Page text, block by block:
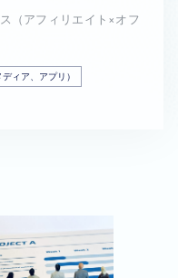
（アフィリエイト×オフ
ィア、アプリ）